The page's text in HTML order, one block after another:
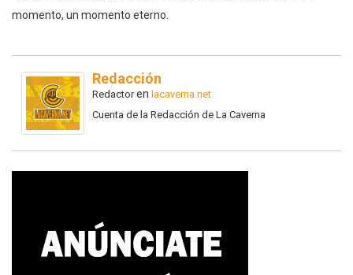
momento, un momento eterno.
Redacción
Redactoren lacaverna.net
Cuenta de la Redacción de La Caverna